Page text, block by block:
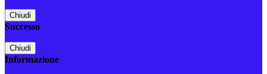
Chiudi
Successo
Chiudi
Informazione